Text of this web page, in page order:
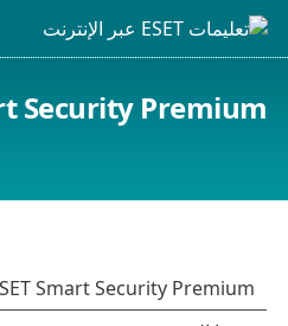
Security Premium